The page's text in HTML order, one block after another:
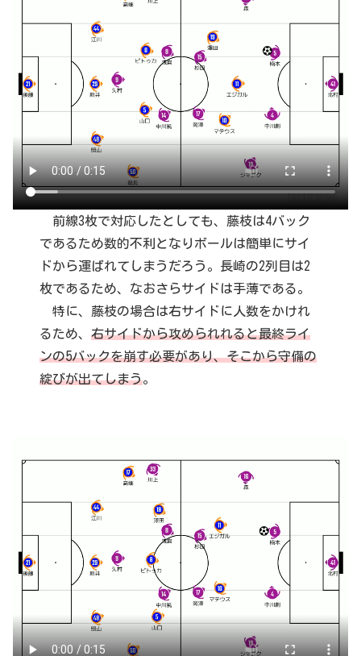
前線3枚で対応したとしても、藤枝は4バック
であるため数的不利となりボールは簡単にサイ
ドから運ばれてしまうだろう。長崎の2列目は2
枚であるため、なおさらサイドは手薄である。
特に、藤枝の場合は右サイドに人数をかけれ
るため、右サイドから攻められれると最終ライ
ンの5バックを崩す必要があり、そこから守備の
綻びが出てしまう。